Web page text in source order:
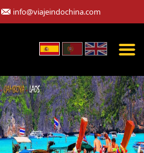
info@viajeindochina.com